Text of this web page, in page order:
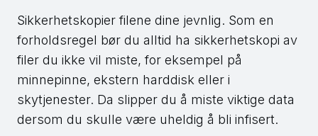
Sikkerhetskopier filene dine jevnlig. Som en
forholdsregel bør du alltid ha sikkerhetskopi av
filer du ikke vil miste, for eksempel på
minnepinne, ekstern harddisk eller i
skytjenester. Da slipper du å miste viktige data
dersom du skulle være uheldig å bli infisert.